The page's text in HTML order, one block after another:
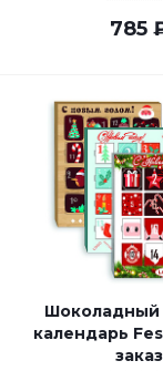
785
Шоколадный
календарь
заказ